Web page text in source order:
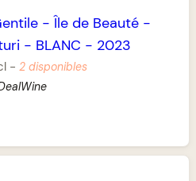
-Île de Beauté-
- BLANC - 2023
- 2 disponibles